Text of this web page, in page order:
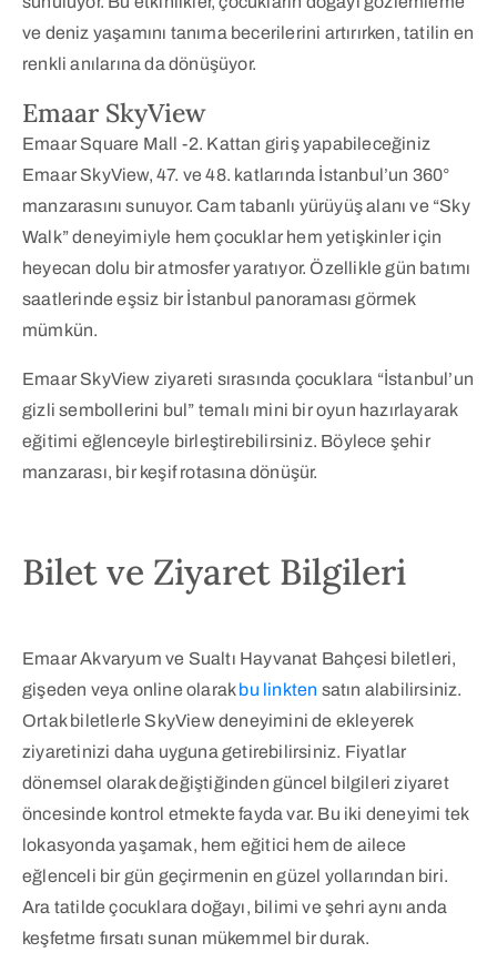
ve deniz yaşamını tanıma becerilerini artırırken, tatilin en
renkli anılarına da dönüşüyor.
Emaar SkyView
Emaar Square Mall -2. Kattan giriş yapabileceğiniz
Emaar SkyView, 47. ve 48. katlarında İstanbul’un 360°
manzarasını sunuyor. Cam tabanlı yürüyüş alanı ve “Sky
Walk” deneyimiyle hem çocuklar hem yetişkinler için
heyecan dolu bir atmosfer yaratıyor. Özellikle gün batımı
saatlerinde eşsiz bir İstanbul panoraması görmek
mümkün.
Emaar SkyView ziyareti sırasında çocuklara “İstanbul’un
gizli sembollerini bul” temalı mini bir oyun hazırlayarak
eğitimi eğlenceyle birleştirebilirsiniz. Böylece şehir
manzarası, bir keşif rotasına dönüşür.
Bilet ve Ziyaret Bilgileri
Emaar Akvaryum ve Sualtı Hayvanat Bahçesi biletleri,
gişeden veya online olarakbu linkten satın alabilirsiniz.
Ortak biletlerle SkyView deneyimini de ekleyerek
ziyaretinizi daha uyguna getirebilirsiniz. Fiyatlar
dönemsel olarak değiştiğinden güncel bilgileri ziyaret
öncesinde kontrol etmekte fayda var. Bu iki deneyimi tek
lokasyonda yaşamak, hem eğitici hem de ailece
eğlenceli bir gün geçirmenin en güzel yollarından biri.
Ara tatilde çocuklara doğayı, bilimi ve şehri aynı anda
keşfetme fırsatı sunan mükemmel bir durak.